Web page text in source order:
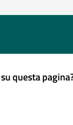
questa